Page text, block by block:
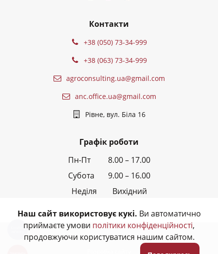
Контакти
+38 (050) 73-34-999
+38 (063) 73-34-999
agroconsulting.ua@gmail.com
anc.office.ua@gmail.com
Рівне, вул. Біла 16
Графік роботи
Пн-Пт 8.00 – 17.00
Субота 9.00 – 16.00
Неділя Вихідний
© Всі права захищені - 2026,АНК
Кнопка
Наш сайт використовує кукі. Ви автоматично
приймаєте умови політики конфіденційності,
продовжуючи користуватися нашим сайтом.